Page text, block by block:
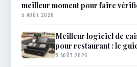
meilleur moment pour faire
5 AOÛT 2026
Meilleur logiciel de
pour restaurant : le
5 AOÛT 2026